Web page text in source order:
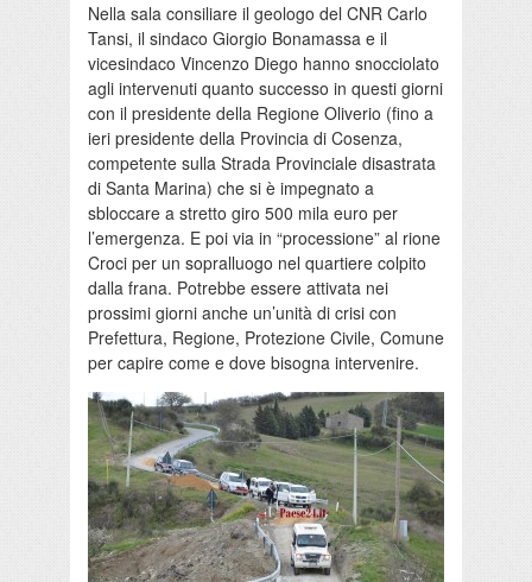
Nella sala consiliare il geologo del CNR Carlo
Tansi, il sindaco Giorgio Bonamassa e il
vicesindaco Vincenzo Diego hanno snocciolato
agli intervenuti quanto successo in questi giorni
con il presidente della Regione Oliverio (fino a
ieri presidente della Provincia di Cosenza,
competente sulla Strada Provinciale disastrata
di Santa Marina) che si è impegnato a
sbloccare a stretto giro 500 mila euro per
l’emergenza. E poi via in “processione” al rione
Croci per un sopralluogo nel quartiere colpito
dalla frana. Potrebbe essere attivata nei
prossimi giorni anche un’unità di crisi con
Prefettura, Regione, Protezione Civile, Comune
per capire come e dove bisogna intervenire.